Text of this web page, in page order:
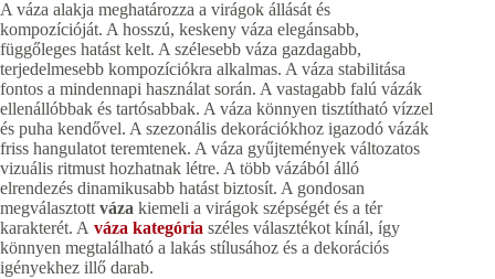
A váza alakja meghatározza a virágok állását és
kompozícióját. A hosszú, keskeny váza elegánsabb,
függőleges hatást kelt. A szélesebb váza gazdagabb,
terjedelmesebb kompozíciókra alkalmas. A váza stabilitása
fontos a mindennapi használat során. A vastagabb falú vázák
ellenállóbbak és tartósabbak. A váza könnyen tisztítható vízzel
és puha kendővel. A szezonális dekorációkhoz igazodó vázák
friss hangulatot teremtenek. A váza gyűjtemények változatos
vizuális ritmust hozhatnak létre. A több vázából álló
elrendezés dinamikusabb hatást biztosít. A gondosan
megválasztottváza kiemeli a virágok szépségét és a tér
karakterét. A váza kategória széles választékot kínál, így
könnyen megtalálható a lakás stílusához és a dekorációs
igényekhez illő darab.